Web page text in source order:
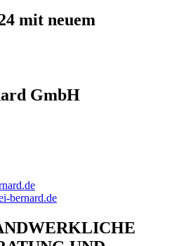
mit neuem
GmbH
bernard.de